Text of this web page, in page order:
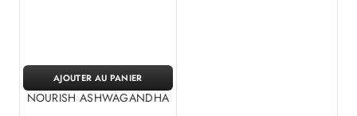
NOURISH ASHWAGANDHA
AJOUTER AU PANIER